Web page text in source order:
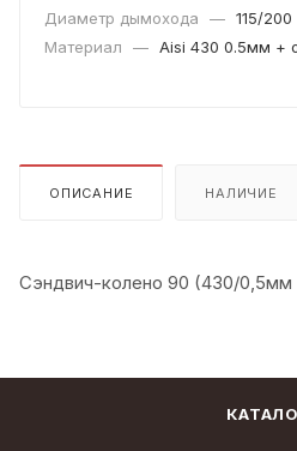
Диаметр дымохода — 115/200
Материал
— Aisi 430 0.5мм +
ОПИСАНИЕ НАЛИЧИЕ
Сэндвич-колено 90 (430/0,5мм